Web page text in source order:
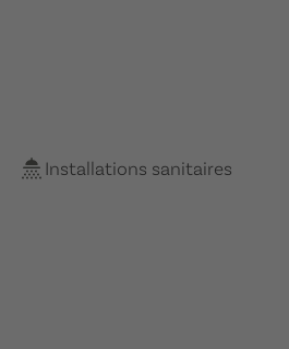
Installations sanitaires